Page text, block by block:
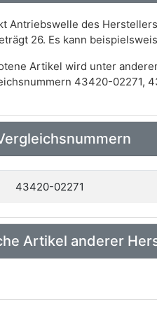
Antriebswelle des
26. Es kann
Artikel wird unter
43420-02271,
43420-02271
Artikel anderer